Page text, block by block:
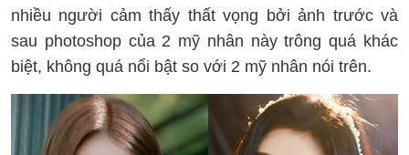
nhiều người cảm thấy thất vọng bởi ảnh trước và
sau photoshop của 2 mỹ nhân này trông quá khác
biệt, không quá nổi bật so với 2 mỹ nhân nói trên.